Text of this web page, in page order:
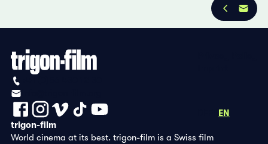
EN
trigon-film
World cinema at its best. trigon-film is a Swiss film